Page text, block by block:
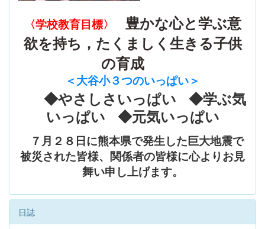
〈学校教育目標〉
豊かな心と学ぶ意
欲を持ち，たくましく生きる子供
の育成
＜大谷小３つのいっぱい＞
◆やさしさいっぱい ◆学ぶ気
いっぱい ◆元気いっぱい
７月２８日に熊本県で発生した巨大地震で
被災された皆様、関係者の皆様に心よりお見
舞い申し上げます。
日誌